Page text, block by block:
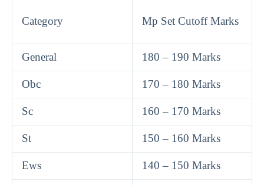
Category Mp Set Cutoff Marks
General 180 – 190 Marks
Obc 170 – 180 Marks
Sc 160 – 170 Marks
St 150 – 160 Marks
Ews 140 – 150 Marks